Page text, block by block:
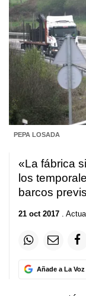
PEPA LOSADA
«La fábrica
los
barcos
21 oct 2017 .
Añade a La